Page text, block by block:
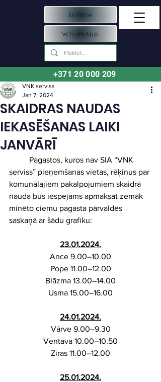
+371 20 000 209
Bill.me
WhatsApp
SKAIDRAS NAUDAS
IEKASĒŠANAS LAIKI
JANVĀRĪ
VNK serviss
Jan 7, 2024
serviss” pieņemšanas vietas, rēķinus par
komunālajiem pakalpojumiem skaidrā
naudā būs iespējams apmaksāt zemāk
minēto ciemu pagasta pārvaldēs
saskaņā ar šādu grafiku:
23.01.2024.
Ance 9.00–10.00
Pope 11.00–12.00
Blāzma 13.00–14.00
Usma 15.00–16.00
24.01.2024.
Vārve 9.00–9.30
Ventava 10.00–10.50
Ziras 11.00–12.00
25.01.2024.